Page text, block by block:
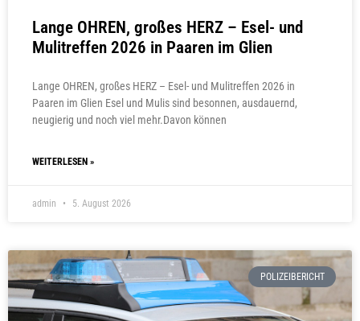
Lange OHREN, großes HERZ – Esel- und
Mulitreffen 2026 in Paaren im Glien
Lange OHREN, großes HERZ – Esel- und Mulitreffen 2026 in
Paaren im Glien Esel und Mulis sind besonnen, ausdauernd,
neugierig und noch viel mehr.Davon können
WEITERLESEN »
admin 5. August 2026
POLIZEIBERICHT